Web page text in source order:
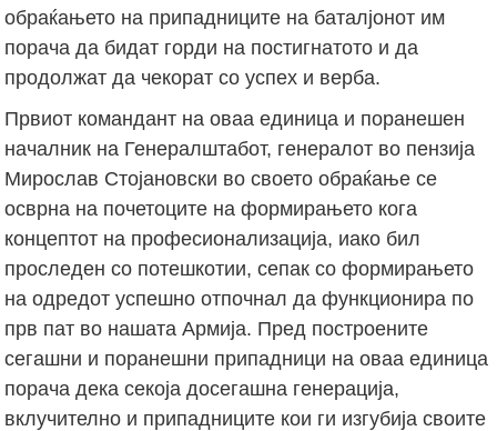
обраќањето на припадниците на баталјонот им
порача да бидат горди на постигнатото и да
продолжат да чекорат со успех и верба.
Првиот командант на оваа единица и поранешен
началник на Генералштабот, генералот во пензија
Мирослав Стојановски во своето обраќање се
осврна на почетоците на формирањето кога
концептот на професионализација, иако бил
проследен со потешкотии, сепак со формирањето
на одредот успешно отпочнал да функционира по
прв пат во нашата Армија. Пред построените
сегашни и поранешни припадници на оваа единица
порача дека секоја досегашна генерација,
вклучително и припадниците кои ги изгубија своите